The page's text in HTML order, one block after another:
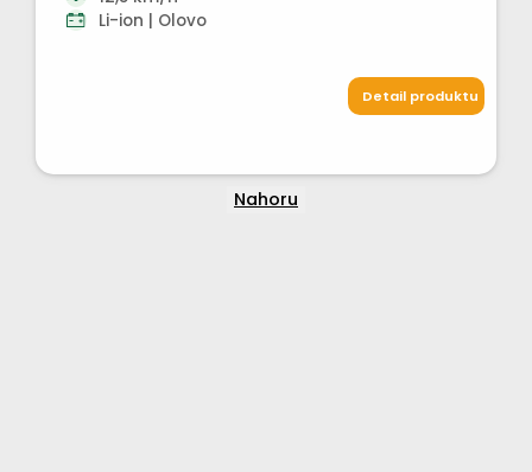
Li-ion | Olovo
Detail produktu
Nahoru